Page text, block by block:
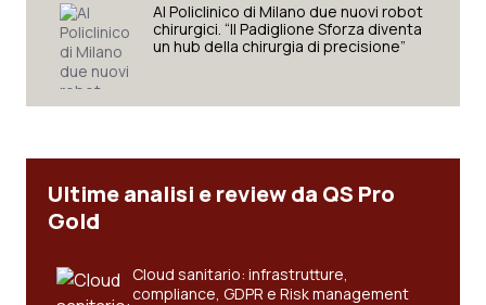
Quotidiano Pediatria
Rene & patologie urogenitali
Salute orale & impianti
Sangue & coagulazione
Tiroide
Al Policlinico di Milano due nuovi robot
chirurgici. “Il Padiglione Sforza diventa
un hub della chirurgia di precisione”
Ultime analisi e review da QS Pro
Gold
Cloud sanitario: infrastrutture,
compliance, GDPR e Risk management